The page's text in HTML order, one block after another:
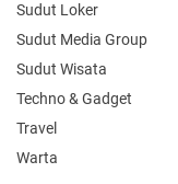
Sudut Loker
Sudut Media Group
Sudut Wisata
Techno & Gadget
Travel
Warta